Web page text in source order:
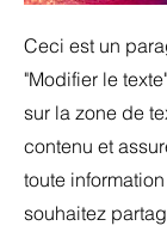
Ceci est un
"Modifier le
sur la zone de
contenu et
toute
souhaitez